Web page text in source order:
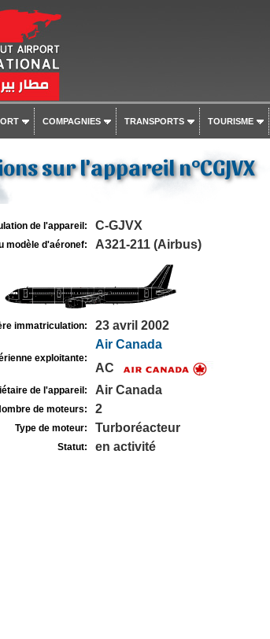
COMPAGNIES TRANSPORTS TOURISME
sur l'appareil n°CGJVX
de l'appareil: C-GJVX
modèle d'aéronef: A321-211 (Airbus)
immatriculation: 23 avril 2002
exploitante:
Air Canada
AC
de l'appareil: Air Canada
de moteurs: 2
Type de moteur: Turboréacteur
Statut: en activité